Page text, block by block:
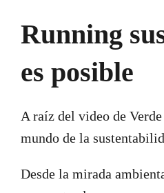
Running
es posible
A raíz del video de
mundo de la
Desde la mirada